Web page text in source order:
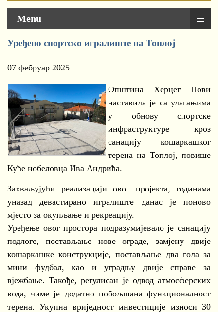
Menu ≡
Уређено спортско игралиште на Топлој
07 фебруар 2025
Општина Херцег Нови
наставила је са улагањима
у обнову спортске
инфраструктуре кроз
санацију кошаркашког
терена на Топлој, повише
Куће нобеловца Ива Андрића.
Захваљујући реализацији овог пројекта, годинама
уназад девастирано игралиште данас је поново
мјесто за окупљање и рекреацију.
Уређење овог простора подразумијевало је санацију
подлоге, постављање нове ограде, замјену двије
кошаркашке конструкције, постављање два гола за
мини фудбал, као и уградњу двије справе за
вјежбање. Такође, регулисан је одвод атмосферских
вода, чиме је додатно побољшана функционалност
терена. Укупна вриједност инвестиције износи 30